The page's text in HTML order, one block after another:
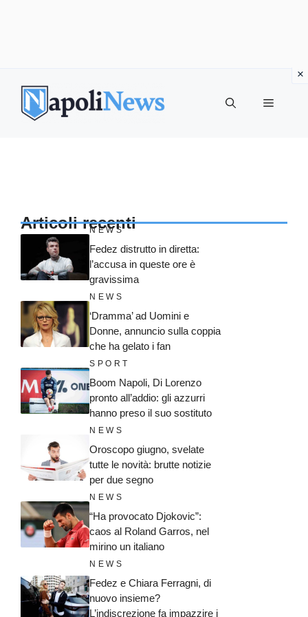
contenuto
MENU
Articoli recenti
NEWS
Fedez distrutto in diretta:
l’accusa in queste ore è
gravissima
NEWS
‘Dramma’ ad Uomini e
Donne, annuncio sulla coppia
che ha gelato i fan
SPORT
Boom Napoli, Di Lorenzo
pronto all’addio: gli azzurri
hanno preso il suo sostituto
NEWS
Oroscopo giugno, svelate
tutte le novità: brutte notizie
per due segno
NEWS
“Ha provocato Djokovic”:
caos al Roland Garros, nel
mirino un italiano
NEWS
Fedez e Chiara Ferragni, di
nuovo insieme?
L’indiscrezione fa impazzire i